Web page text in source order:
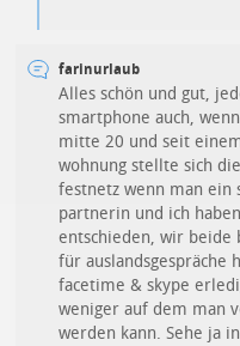
farinurlaub
Alles schön und gut,
smartphone auch,
mitte 20 und seit
wohnung stellte sich
festnetz wenn man ein
partnerin und ich
entschieden, wir beide
für auslandsgespräche
facetime & skype
weniger auf dem man
werden kann. Sehe ja